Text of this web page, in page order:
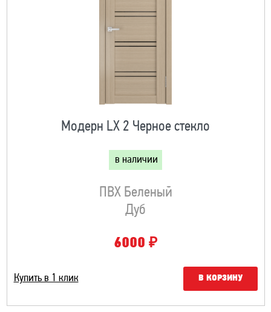
Модерн LX 2 Черное стекло
в наличии
ПВХ Беленый
Дуб
6000 ₽
Купить в 1 клик В КОРЗИНУ